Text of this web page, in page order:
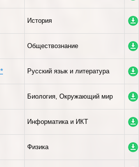
История
Обществознание
Русский язык и литература
Биология, Окружающий мир
Информатика и ИКТ
Физика